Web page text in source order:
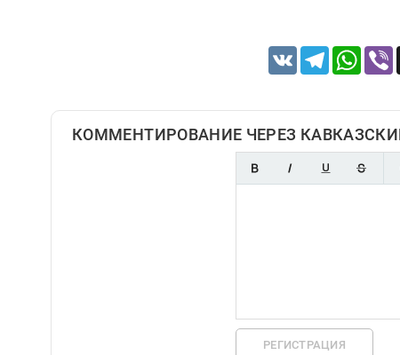
VK Telegram
КОММЕНТИРОВАНИЕ ЧЕРЕЗ
РЕГИСТРАЦИЯ